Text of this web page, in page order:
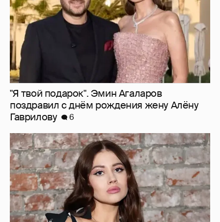
"Я твой подарок". Эмин Агаларов
поздравил с днём рождения жену Алёну
Гаврилову
6